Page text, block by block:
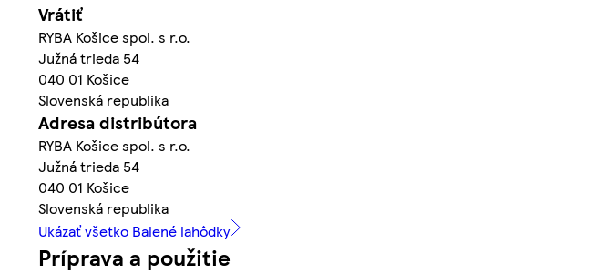
Vrátiť
RYBA Košice spol. s r.o.
Južná trieda 54
040 01 Košice
Slovenská republika
Adresa distribútora
RYBA Košice spol. s r.o.
Južná trieda 54
040 01 Košice
Slovenská republika
Ukázať všetko Balené lahôdky
Príprava a použitie